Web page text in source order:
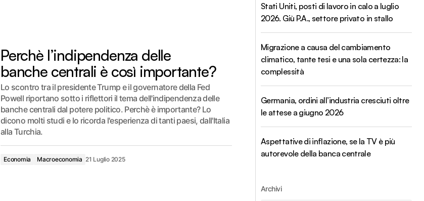
Perchè l’indipendenza delle
banche centrali è così importante?
Lo scontro tra il presidente Trump e il governatore della Fed
Powell riportano sotto i riflettori il tema dell'indipendenza delle
banche centrali dal potere politico. Perchè è importante? Lo
dicono molti studi e lo ricorda l'esperienza di tanti paesi, dall'Italia
alla Turchia.
Economia Macroeconomia 21 Luglio 2025
Stati Uniti, posti di lavoro in calo a luglio
2026. Giù P.A., settore privato in stallo
Migrazione a causa del cambiamento
climatico, tante tesi e una sola certezza: la
complessità
Germania, ordini all’industria cresciuti oltre
le attese a giugno 2026
Aspettative di inflazione, se la TV è più
autorevole della banca centrale
Archivi